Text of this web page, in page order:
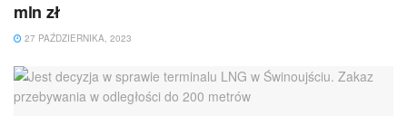
mln zł
27 PAŹDZIERNIKA, 2023